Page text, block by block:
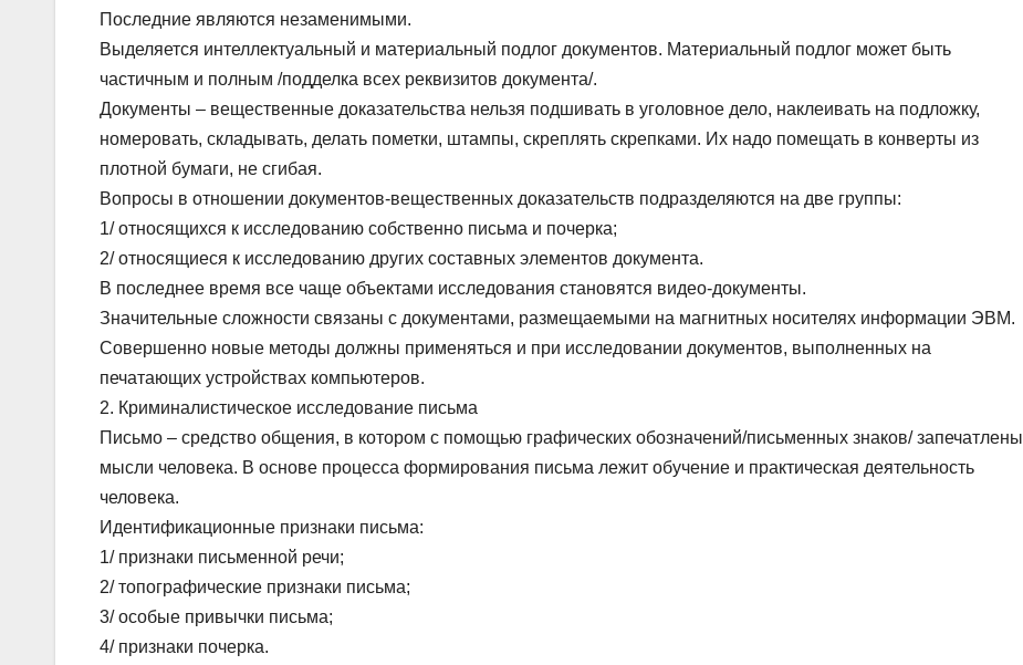
Последние являются незаменимыми.
Выделяется интеллектуальный и материальный подлог документов. Материальный подлог может быть
частичным и полным /подделка всех реквизитов документа/.
Документы – вещественные доказательства нельзя подшивать в уголовное дело, наклеивать на подложку,
номеровать, складывать, делать пометки, штампы, скреплять скрепками. Их надо помещать в конверты из
плотной бумаги, не сгибая.
Вопросы в отношении документов-вещественных доказательств подразделяются на две группы:
1/ относящихся к исследованию собственно письма и почерка;
2/ относящиеся к исследованию других составных элементов документа.
В последнее время все чаще объектами исследования становятся видео-документы.
Значительные сложности связаны с документами, размещаемыми на магнитных носителях информации ЭВМ.
Совершенно новые методы должны применяться и при исследовании документов, выполненных на
печатающих устройствах компьютеров.
2. Криминалистическое исследование письма
Письмо – средство общения, в котором с помощью графических обозначений/письменных знаков/ запечатлены
мысли человека. В основе процесса формирования письма лежит обучение и практическая деятельность
человека.
Идентификационные признаки письма:
1/ признаки письменной речи;
2/ топографические признаки письма;
3/ особые привычки письма;
4/ признаки почерка.